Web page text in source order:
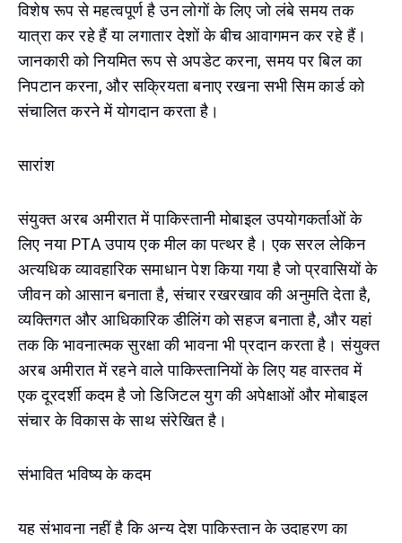
विशेष रूप से महत्वपूर्ण है उन लोगों के लिए जो लंबे समय तक
यात्रा कर रहे हैं या लगातार देशों के बीच आवागमन कर रहे हैं।
जानकारी को नियमित रूप से अपडेट करना, समय पर बिल का
निपटान करना, और सक्रियता बनाए रखना सभी सिम कार्ड को
संचालित करने में योगदान करता है।
सारांश
संयुक्त अरब अमीरात में पाकिस्तानी मोबाइल उपयोगकर्ताओं के
लिए नया PTA उपाय एक मील का पत्थर है। एक सरल लेकिन
अत्यधिक व्यावहारिक समाधान पेश किया गया है जो प्रवासियों के
जीवन को आसान बनाता है, संचार रखरखाव की अनुमति देता है,
व्यक्तिगत और आधिकारिक डीलिंग को सहज बनाता है, और यहां
तक कि भावनात्मक सुरक्षा की भावना भी प्रदान करता है। संयुक्त
अरब अमीरात में रहने वाले पाकिस्तानियों के लिए यह वास्तव में
एक दूरदर्शी कदम है जो डिजिटल युग की अपेक्षाओं और मोबाइल
संचार के विकास के साथ संरेखित है।
संभावित भविष्य के कदम
यह संभावना नहीं है कि अन्य देश पाकिस्तान के उदाहरण का